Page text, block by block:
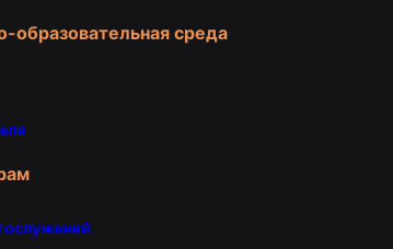
образовательная среда